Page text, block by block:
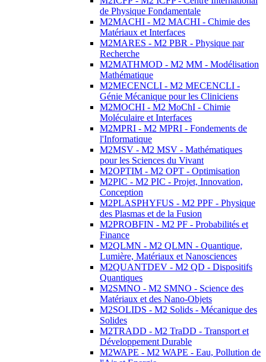
de Physique Fondamentale
M2MACHI - M2 MACHI - Chimie des
Matériaux et Interfaces
M2MARES - M2 PBR - Physique par
Recherche
M2MATHMOD - M2 MM - Modélisation
Mathématique
M2MECENCLI - M2 MECENCLI -
Génie Mécanique pour les Cliniciens
M2MOCHI - M2 MoChI - Chimie
Moléculaire et Interfaces
M2MPRI - M2 MPRI - Fondements de
l'Informatique
M2MSV - M2 MSV - Mathématiques
pour les Sciences du Vivant
M2OPTIM - M2 OPT - Optimisation
M2PIC - M2 PIC - Projet, Innovation,
Conception
M2PLASPHYFUS - M2 PPF - Physique
des Plasmas et de la Fusion
M2PROBFIN - M2 PF - Probabilités et
Finance
M2QLMN - M2 QLMN - Quantique,
Lumière, Matériaux et Nanosciences
M2QUANTDEV - M2 QD - Dispositifs
Quantiques
M2SMNO - M2 SMNO - Science des
Matériaux et des Nano-Objets
M2SOLIDS - M2 Solids - Mécanique des
Solides
M2TRADD - M2 TraDD - Transport et
Développement Durable
M2WAPE - M2 WAPE - Eau, Pollution de